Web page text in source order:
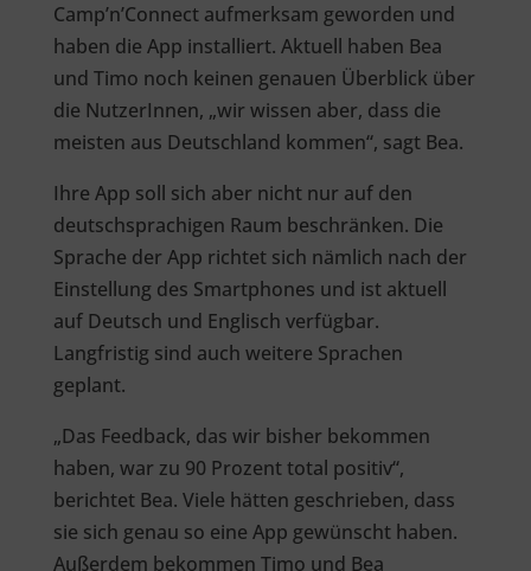
Camp’n’Connect aufmerksam geworden und
haben die App installiert. Aktuell haben Bea
und Timo noch keinen genauen Überblick über
die NutzerInnen, „wir wissen aber, dass die
meisten aus Deutschland kommen“, sagt Bea.
Ihre App soll sich aber nicht nur auf den
deutschsprachigen Raum beschränken. Die
Sprache der App richtet sich nämlich nach der
Einstellung des Smartphones und ist aktuell
auf Deutsch und Englisch verfügbar.
Langfristig sind auch weitere Sprachen
geplant.
„Das Feedback, das wir bisher bekommen
haben, war zu 90 Prozent total positiv“,
berichtet Bea. Viele hätten geschrieben, dass
sie sich genau so eine App gewünscht haben.
Außerdem bekommen Timo und Bea